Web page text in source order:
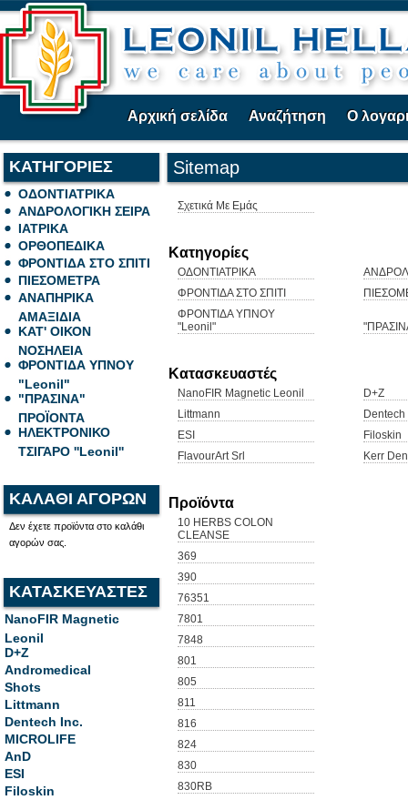
Αρχική σελίδα Αναζήτηση Ο
ΚΑΤΗΓΟΡΙΕΣ
ΟΔΟΝΤΙΑΤΡΙΚΑ
ΑΝΔΡΟΛΟΓΙΚΗ ΣΕΙΡΑ
ΙΑΤΡΙΚΑ
ΟΡΘΟΠΕΔΙΚΑ
ΦΡΟΝΤΙΔΑ ΣΤΟ ΣΠΙΤΙ
ΠΙΕΣΟΜΕΤΡΑ
ΑΝΑΠΗΡΙΚΑ
ΑΜΑΞΙΔΙΑ
ΚΑΤ' ΟΙΚΟΝ
ΝΟΣΗΛΕΙΑ
ΦΡΟΝΤΙΔΑ ΥΠΝΟΥ
"Leonil"
"ΠΡΑΣΙΝΑ"
ΠΡΟΪΟΝΤΑ
ΗΛΕΚΤΡΟΝΙΚΟ
ΤΣΙΓΑΡΟ ''Leonil''
ΚΑΛΑΘΙ ΑΓΟΡΩΝ
Δεν έχετε προϊόντα στο καλάθι
αγορών σας.
ΚΑΤΑΣΚΕΥΑΣΤΕΣ
NanoFIR Magnetic
Leonil
D+Z
Andromedical
Shots
Littmann
Dentech Inc.
MICROLIFE
AnD
ESI
Filoskin
Sitemap
Σχετικά Με Εμάς
Κατηγορίες
ΟΔΟΝΤΙΑΤΡΙΚΑ
ΦΡΟΝΤΙΔΑ ΣΤΟ ΣΠΙΤΙ
ΦΡΟΝΤΙΔΑ ΥΠΝΟΥ
"Leonil"
Κατασκευαστές
NanoFIR Magnetic Leonil
D+Z
Littmann
Dentech
ESI
Filoskin
FlavourArt Srl
Kerr
Προϊόντα
10 HERBS COLON
CLEANSE
369
390
76351
7801
7848
801
805
811
816
824
830
830RB